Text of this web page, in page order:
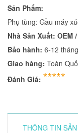
Sản Phẩm:
Phụ tùng: Gầu máy
Nhà Sản Xuất: OEM
Bảo hành: 6-12 tháng
Giao hàng: Toàn
Đánh Giá: *****
THÔNG TIN